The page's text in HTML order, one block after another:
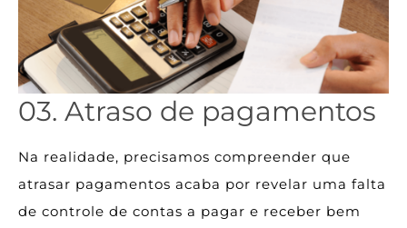
03. Atraso de pagamentos
Na realidade, precisamos compreender que
atrasar pagamentos acaba por revelar uma falta
de controle de contas a pagar e receber bem